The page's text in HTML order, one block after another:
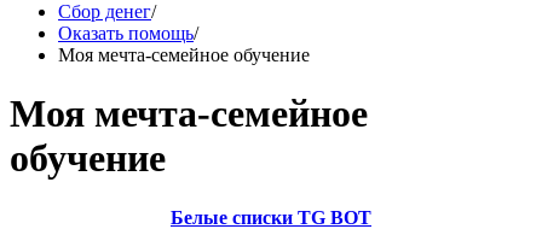
Сбор денег/
Оказать помощь/
Моя мечта-семейное обучение
Моя мечта-семейное
обучение
Белые списки TG BOT